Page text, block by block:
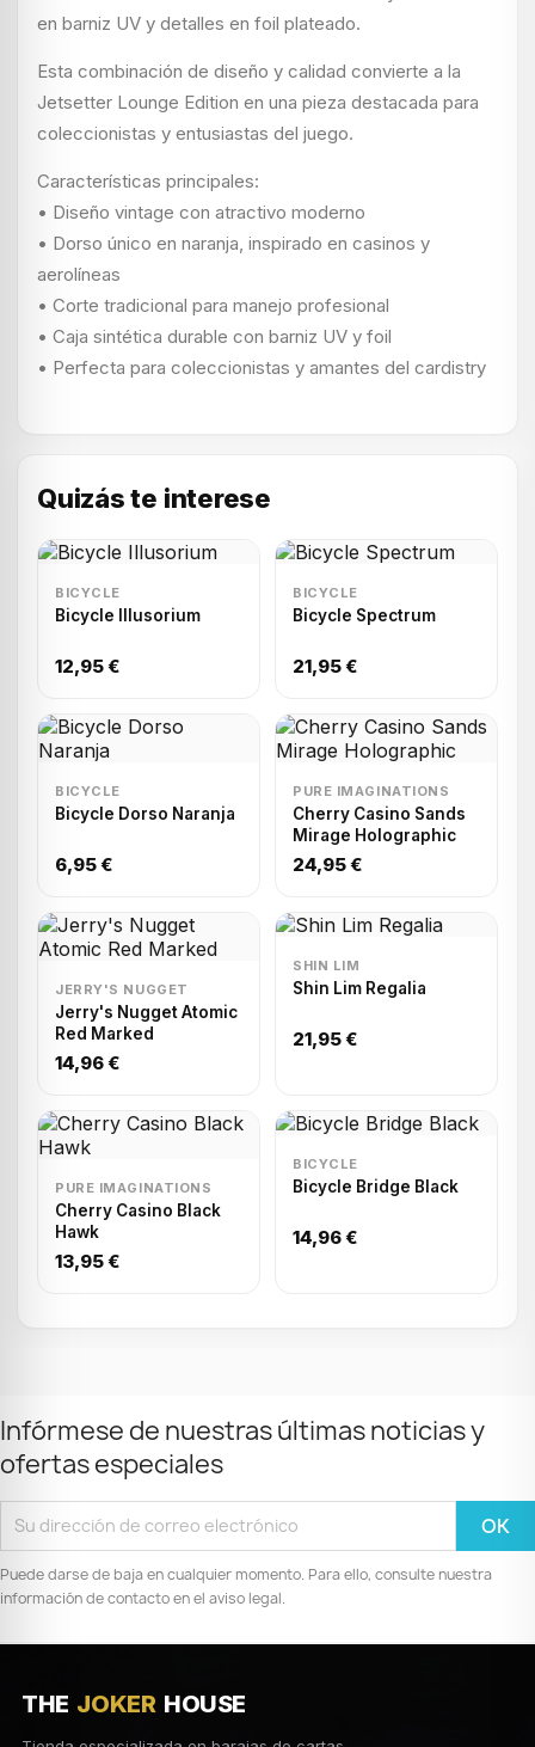
en barniz UV y detalles en foil plateado.
Esta combinación de diseño y calidad convierte a la
Jetsetter Lounge Edition en una pieza destacada para
coleccionistas y entusiastas del juego.
Características principales:
• Diseño vintage con atractivo moderno
• Dorso único en naranja, inspirado en casinos y
aerolíneas
• Corte tradicional para manejo profesional
• Caja sintética durable con barniz UV y foil
• Perfecta para coleccionistas y amantes del cardistry
Quizás te interese
BICYCLE
Bicycle Illusorium
12,95 €
BICYCLE
Bicycle Spectrum
21,95 €
BICYCLE
Bicycle Dorso Naranja
6,95 €
PURE IMAGINATIONS
Cherry Casino Sands
Mirage Holographic
24,95 €
JERRY'S NUGGET
Jerry's Nugget Atomic
Red Marked
14,96 €
SHIN LIM
Shin Lim Regalia
21,95 €
PURE IMAGINATIONS
Cherry Casino Black
Hawk
13,95 €
BICYCLE
Bicycle Bridge Black
14,96 €
Infórmese de nuestras últimas noticias y
ofertas especiales
Puede darse de baja en cualquier momento. Para ello, consulte nuestra
información de contacto en el aviso legal.
THE JOKER HOUSE